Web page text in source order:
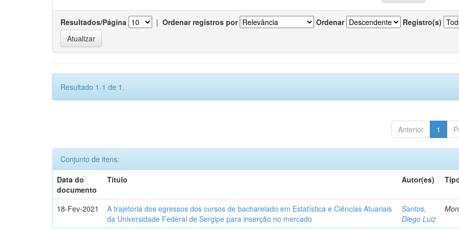
Resultados/Página | Ordenar registros por Ordenar Registro(s)
Resultado 1-1 de 1.
Anterior 1
Conjunto de itens:
Data do
documento
Título Autor(es)
18-Fev-2021
A trajetória dos egressos dos cursos de bacharelado em Estatística e Ciências Atuariais
da Universidade Federal de Sergipe para inserção no mercado
Santos,
Diego Luiz